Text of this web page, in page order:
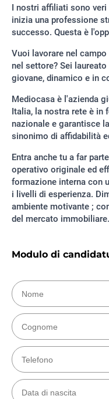
I nostri affiliati sono
inizia una professione
successo. Questa è
Vuoi lavorare nel
nel settore? Sei
giovane, dinamico e in
Mediocasa è l'azienda
Italia, la nostra rete è in
nazionale e garantisce
sinonimo di affidabilità
Entra anche tu a far
operativo originale ed
formazione interna con
i livelli di esperienza.
ambiente motivante ;
del mercato immobiliare.
Modulo di